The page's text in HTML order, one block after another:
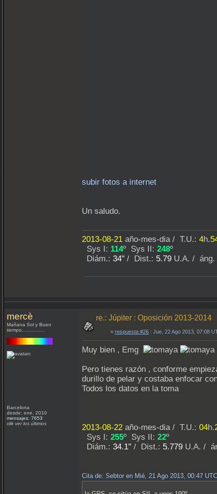
subir fotos a internet
Un saludo.
2013-08-21 año-mes-dia / T.U.: 4h.
Sys I: 114º Sys II: 248º
Diám.: 34" / Dist.: 5.79 U.A. /
mercè
Mañana Sol y Buen
tiempo................
Barcelona
desde: ene, 2010
mensajes: 7653
clik ver los últimos
re.: Júpiter : Oposición 2013-2014
« respuesta #26 : Jue, 22 Ago 2013, 07:08
Muy bien , Emg
Pero tienes razón , conforme
durillo de pelar y costaba enfocar
Todos los datos en la toma
2013-08-22 año-mes-dia / T.U.: 04h.
Sys I: 255º Sys II: 22º
Diám.: 34.1" / Dist.: 5.779 U.A. /
Cita de: Sebtor en Mié, 21 Ago 2013, 00:47 UTC